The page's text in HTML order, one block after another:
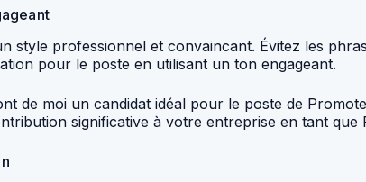
style professionnel et convaincant. Évitez les
pour le poste en utilisant un ton engageant.
de moi un candidat idéal pour le poste de
significative à votre entreprise en tant que